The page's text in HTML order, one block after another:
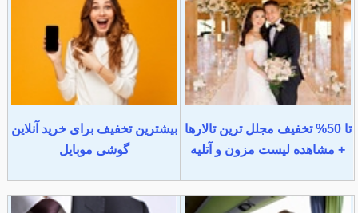
تا 50% تخفیف مجلل ترین تالارها
+ مشاهده لیست مزون و آتلیه
بیشترین تخفیف برای خرید آنلاین
گوشی موبایل